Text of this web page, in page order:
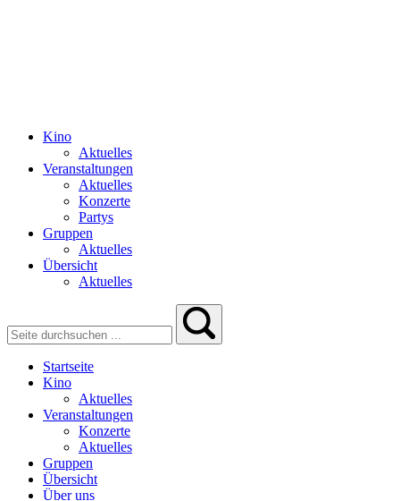
Kino
Aktuelles
Veranstaltungen
Aktuelles
Konzerte
Partys
Gruppen
Aktuelles
Übersicht
Aktuelles
Startseite
Kino
Aktuelles
Veranstaltungen
Konzerte
Aktuelles
Gruppen
Übersicht
Über uns